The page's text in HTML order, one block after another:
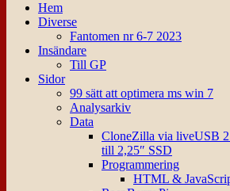
Hem
Diverse
Fantomen nr 6-7 2023
Insändare
Till GP
Sidor
99 sätt att optimera ms win 7
Analysarkiv
Data
CloneZilla via liveUSB
till 2,25″ SSD
Programmering
HTML &